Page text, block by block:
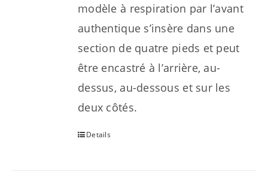
modèle à respiration par l’avant
authentique s’insère dans une
section de quatre pieds et peut
être encastré à l’arrière, au-
dessus, au-dessous et sur les
deux côtés.
Details